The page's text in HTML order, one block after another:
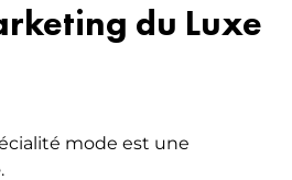
du Luxe
mode est une
.